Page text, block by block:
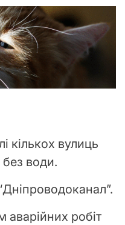
кількох вулиць
води.
аварійних робіт